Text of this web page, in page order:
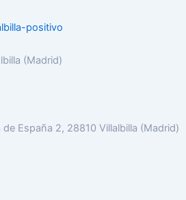
(Madrid)
España 2, 28810 Villalbilla (Madrid)